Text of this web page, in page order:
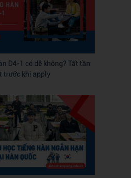
D4-1 có dễ không? Tất tần
trước khi apply